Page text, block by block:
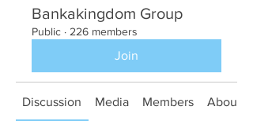
Bankakingdom Group
Public · 226 members
Join
Discussion Media Members About